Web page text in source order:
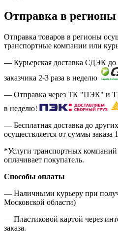
Отправка в регионы
Отправка товаров в регионы
транспортные компании или
— Курьерская доставка СДЭК до
заказчика 2-3 раза в неделю
— Отправка через ТК "ПЭК" и
в неделю!
— Бесплатная доставка до
осуществляется от суммы заказа
*Услуги транспортных
оплачивает покупатель.
Способы оплаты
— Наличными курьеру при
Московской области)
— Пластиковой картой через
заказа.